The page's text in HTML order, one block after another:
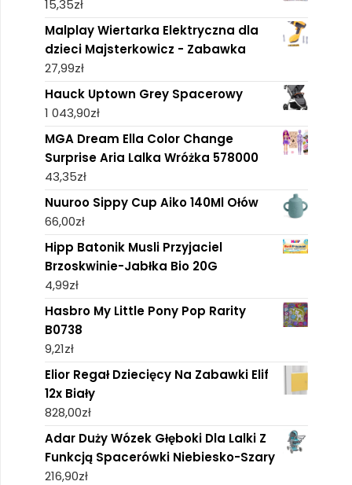
15,35zł
Malplay Wiertarka Elektryczna dla
dzieci Majsterkowicz - Zabawka
27,99zł
Hauck Uptown Grey Spacerowy
1 043,90zł
MGA Dream Ella Color Change
Surprise Aria Lalka Wróżka 578000
43,35zł
Nuuroo Sippy Cup Aiko 140Ml Ołów
66,00zł
Hipp Batonik Musli Przyjaciel
Brzoskwinie-Jabłka Bio 20G
4,99zł
Hasbro My Little Pony Pop Rarity
B0738
9,21zł
Elior Regał Dziecięcy Na Zabawki Elif
12x Biały
828,00zł
Adar Duży Wózek Głęboki Dla Lalki Z
Funkcją Spacerówki Niebiesko-Szary
216,90zł